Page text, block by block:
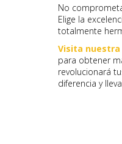
No
Elige la
totalmente
Visita
para obtener
revolucionará
diferencia y